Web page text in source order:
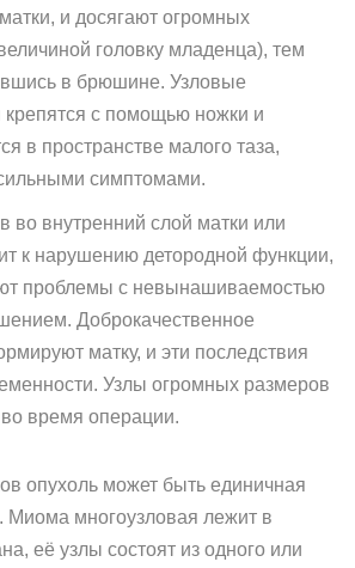
и досягают огромных
головку младенца), тем
в брюшине. Узловые
крепятся с помощью ножки и
в пространстве малого таза,
симптомами.
во внутренний слой матки или
к нарушению детородной функции,
проблемы с невынашиваемостью
Доброкачественное
матку, и эти последствия
Узлы огромных размеров
время операции.
опухоль может быть единичная
Миома многоузловая лежит в
её узлы состоят из одного или